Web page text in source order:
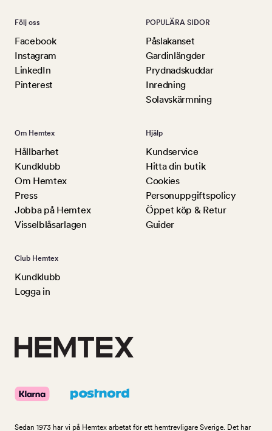
Följ oss
Facebook
Instagram
LinkedIn
Pinterest
POPULÄRA SIDOR
Påslakanset
Gardinlängder
Prydnadskuddar
Inredning
Solavskärmning
Om Hemtex
Hållbarhet
Kundklubb
Om Hemtex
Press
Jobba på Hemtex
Visselblåsarlagen
Hjälp
Kundservice
Hitta din butik
Cookies
Personuppgiftspolicy
Öppet köp & Retur
Guider
Club Hemtex
Kundklubb
Logga in
Sedan 1973 har vi på Hemtex arbetat för ett hemtrevligare Sverige. Det har